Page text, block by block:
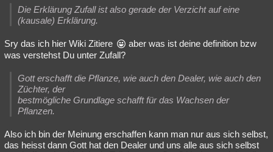
Die Erklärung Zufall ist also gerade der Verzicht auf eine
(kausale) Erklärung.
Sry das ich hier Wiki Zitiere
aber was ist deine definition bzw
was verstehst Du unter Zufall?
Gott erschafft die Pflanze, wie auch den Dealer, wie auch den
Züchter, der
bestmögliche Grundlage schafft für das Wachsen der
Pflanzen.
Also ich bin der Meinung erschaffen kann man nur aus sich selbst,
das heisst dann Gott hat den Dealer und uns alle aus sich selbst